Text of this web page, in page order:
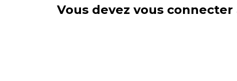
Vous devez vous